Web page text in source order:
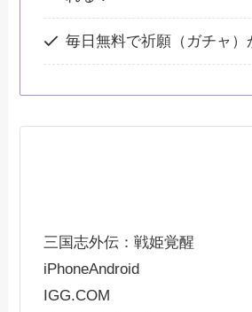
毎日無料で祈願（ガチャ）
三国志外伝：戦姫覚醒
iPhoneAndroid
IGG.COM